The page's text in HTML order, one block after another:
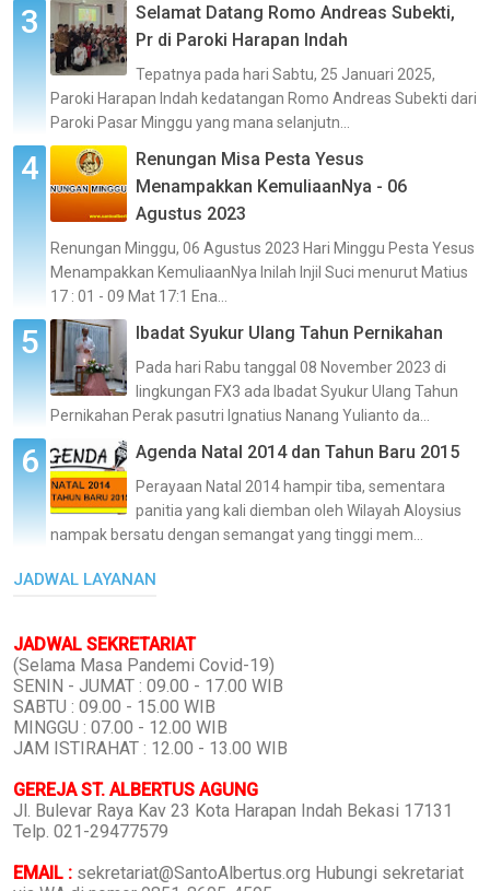
Selamat Datang Romo Andreas Subekti,
Pr di Paroki Harapan Indah
Tepatnya pada hari Sabtu, 25 Januari 2025,
Paroki Harapan Indah kedatangan Romo Andreas Subekti dari
Paroki Pasar Minggu yang mana selanjutn...
Renungan Misa Pesta Yesus
Menampakkan KemuliaanNya - 06
Agustus 2023
Renungan Minggu, 06 Agustus 2023 Hari Minggu Pesta Yesus
Menampakkan KemuliaanNya Inilah Injil Suci menurut Matius
17 : 01 - 09 Mat 17:1 Ena...
Ibadat Syukur Ulang Tahun Pernikahan
Pada hari Rabu tanggal 08 November 2023 di
lingkungan FX3 ada Ibadat Syukur Ulang Tahun
Pernikahan Perak pasutri Ignatius Nanang Yulianto da...
Agenda Natal 2014 dan Tahun Baru 2015
Perayaan Natal 2014 hampir tiba, sementara
panitia yang kali diemban oleh Wilayah Aloysius
nampak bersatu dengan semangat yang tinggi mem...
JADWAL LAYANAN
JADWAL SEKRETARIAT
(Selama Masa Pandemi Covid-19)
SENIN - JUMAT : 09.00 - 17.00 WIB
SABTU : 09.00 - 15.00 WIB
MINGGU : 07.00 - 12.00 WIB
JAM ISTIRAHAT : 12.00 - 13.00 WIB
GEREJA ST. ALBERTUS AGUNG
Jl. Bulevar Raya Kav 23 Kota Harapan Indah Bekasi 17131
Telp. 021-29477579
EMAIL : sekretariat@SantoAlbertus.org Hubungi sekretariat